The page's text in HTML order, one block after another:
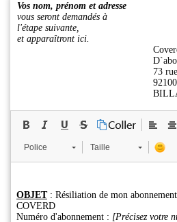
Vos nom, prénom et adresse
vous seront demandés à
l'étape suivante,
et apparaîtront ici.
73
Police Taille